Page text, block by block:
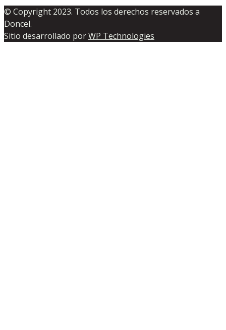
© Copyright 2023. Todos los derechos reservados a
Doncel.
Sitio desarrollado porWP Technologies